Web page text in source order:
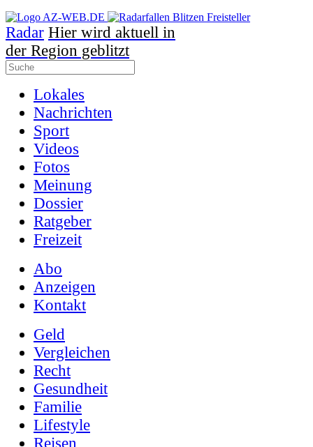
Radar Hier wird aktuell in
der Region geblitzt
Lokales
Nachrichten
Sport
Videos
Fotos
Meinung
Dossier
Ratgeber
Freizeit
Abo
Anzeigen
Kontakt
Geld
Vergleichen
Recht
Gesundheit
Familie
Lifestyle
Reisen